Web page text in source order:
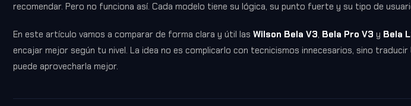
recomendar. Pero no funciona así. Cada modelo tiene su lógica, su punto fuerte y su tipo de
En este artículo vamos a comparar de forma clara y útil las Wilson Bela V3, Bela Pro V3 y Bela
encajar mejor según tu nivel. La idea no es complicarlo con tecnicismos innecesarios, sino
puede aprovecharla mejor.